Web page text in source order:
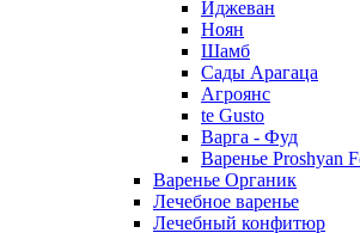
Иджеван
Ноян
Шамб
Сады Арагаца
Агроянс
te Gusto
Варга - Фуд
Варенье Proshyan
Варенье Органик
Лечебное варенье
Лечебный конфитюр